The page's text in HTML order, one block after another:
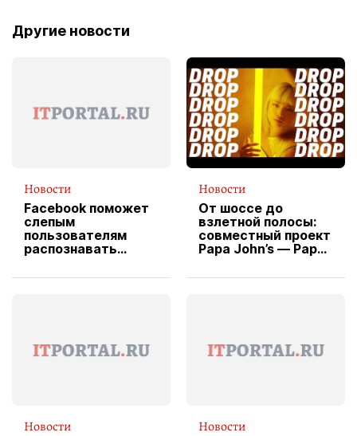
Другие новости
Новости
Facebook поможет
слепым
пользователям
распознавать
Новости
От шоссе до
взлетной полосы:
совместный проект
Papa John’s — Papa
вводит
Новости Новости